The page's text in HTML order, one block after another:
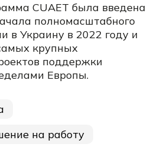
CUAET была введена
полномасштабного
в Украину в 2022 году и
крупных
поддержки
Европы.
на работу